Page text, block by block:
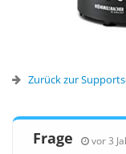
Zurück zur
Frage vor 3